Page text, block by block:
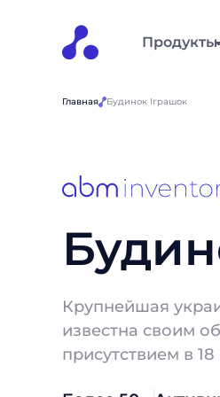
Продукты
Главная Будинок Іграшок
Крупнейшая
известна своим
присутствием в